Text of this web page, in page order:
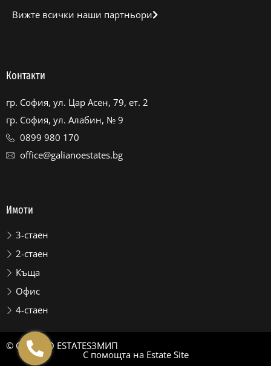
Вижте всички наши партньори
Контакти
гр. София, ул. Цар Асен, 79, ет. 2
гр. София, ул. Алабин, № 9
0899 980 170
office@galianoestates.bg
Имоти
3-стаен
2-стаен
Къща
Офис
4-стаен
© GALIANO ESTATESЗМИП
С помощта на Estate Site